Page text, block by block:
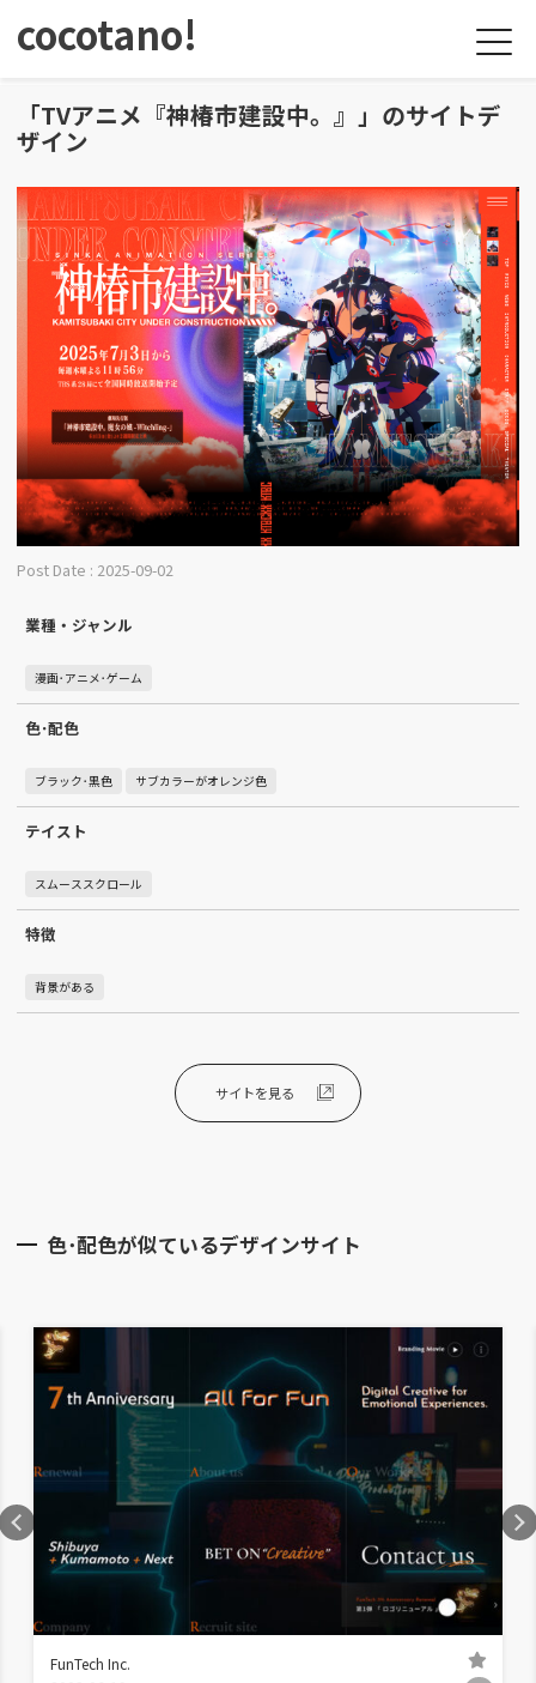
cocotano!
「TVアニメ『神椿市建設中。』」のサイトデ
ザイン
Post Date : 2025-09-02
業種・ジャンル
漫画･アニメ･ゲーム
色･配色
ブラック･黒色 サブカラーがオレンジ色
テイスト
スムーススクロール
特徴
背景がある
サイトを見る
色･配色が似ているデザインサイト
FunTech Inc.